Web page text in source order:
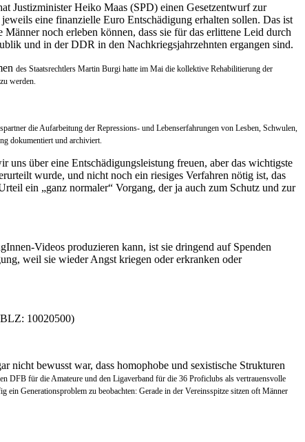
Justizminister Heiko Maas (SPD) einen Gesetzentwurf zur
eine finanzielle Euro Entschädigung erhalten sollen. Das ist
noch erleben können, dass sie für das erlittene Leid durch
und in der DDR in den Nachkriegsjahrzehnten ergangen sind.
des Staatsrechtlers Martin Burgi hatte im Mai die kollektive Rehabilitierung der
werden.
die Aufarbeitung der Repressions- und Lebenserfahrungen von Lesben, Schwulen,
dokumentiert und archiviert.
über eine Entschädigungsleistung freuen, aber das wichtigste
wurde, und nicht noch ein riesiges Verfahren nötig ist, das
ein „ganz normaler“ Vorgang, der ja auch zum Schutz und zur
Videos produzieren kann, ist sie dringend auf Spenden
weil sie wieder Angst kriegen oder erkranken oder
10020500)
bewusst war, dass homophobe und sexistische Strukturen
DFB für die Amateure und den Ligaverband für die 36 Proficlubs als vertrauensvolle
Generationsproblem zu beobachten: Gerade in der Vereinsspitze sitzen oft Männer